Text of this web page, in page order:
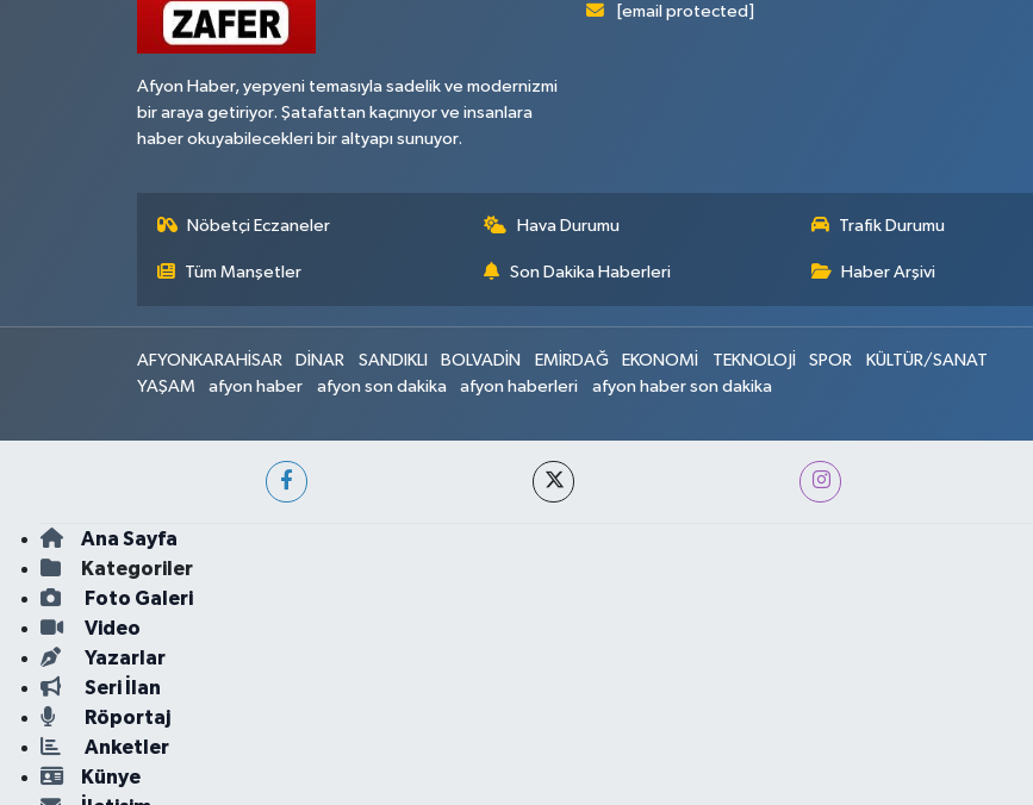
Afyon Haber, yepyeni temasıyla sadelik ve modernizmi
bir araya getiriyor. Şatafattan kaçınıyor ve insanlara
haber okuyabilecekleri bir altyapı sunuyor.
[email protected]
Nöbetçi Eczaneler Hava Durumu Trafik Durumu
Tüm Manşetler Son Dakika Haberleri Haber Arşivi
AFYONKARAHİSAR DİNAR SANDIKLI BOLVADİN EMİRDAĞ EKONOMİ TEKNOLOJİ SPOR
KÜLTÜR/SANAT
YAŞAM
afyon haber afyon son dakika afyon haberleri afyon haber son dakika
Ana Sayfa
Kategoriler
Foto Galeri
Video
Yazarlar
Seri İlan
Röportaj
Anketler
Künye